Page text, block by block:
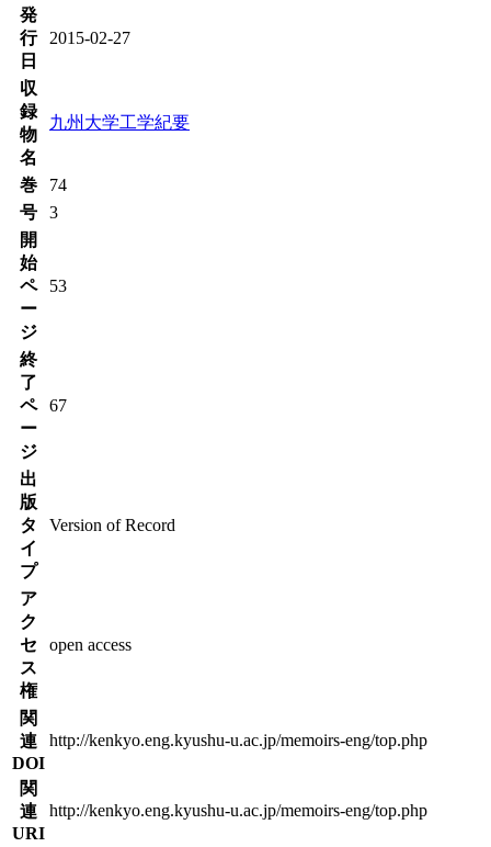
発
行
日
2015-02-27
収
録
物
名
九州大学工学紀要
巻
74
号
3
開
始
ペ
ー
ジ
53
終
了
ペ
ー
ジ
67
出
版
タ
イ
プ
Version of Record
ア
ク
セ
ス
権
open access
関
連
DOI
http://kenkyo.eng.kyushu-u.ac.jp/memoirs-eng/top.php
関
連
URI
http://kenkyo.eng.kyushu-u.ac.jp/memoirs-eng/top.php